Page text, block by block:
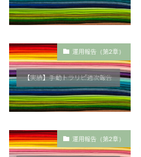
運用報告（第2章）
運用報告（第2章）